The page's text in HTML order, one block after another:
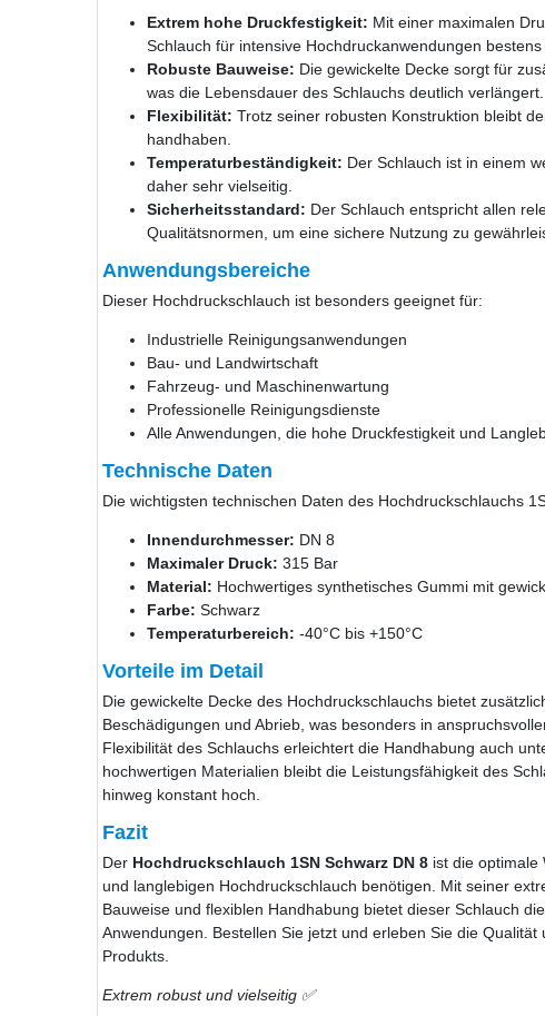
Extrem hohe Druckfestigkeit: Mit einer maximalen
Schlauch für intensive Hochdruckanwendungen bestens
Robuste Bauweise: Die gewickelte Decke sorgt für
was die Lebensdauer des Schlauchs deutlich verlängert.
Flexibilität: Trotz seiner robusten Konstruktion bleibt
handhaben.
Temperaturbeständigkeit: Der Schlauch ist in einem
daher sehr vielseitig.
Sicherheitsstandard: Der Schlauch entspricht allen
Qualitätsnormen, um eine sichere Nutzung zu
Anwendungsbereiche
Dieser Hochdruckschlauch ist besonders geeignet für:
Industrielle Reinigungsanwendungen
Bau- und Landwirtschaft
Fahrzeug- und Maschinenwartung
Professionelle Reinigungsdienste
Alle Anwendungen, die hohe Druckfestigkeit und
Technische Daten
Die wichtigsten technischen Daten des Hochdruckschlauchs
Innendurchmesser: DN 8
Maximaler Druck: 315 Bar
Material: Hochwertiges synthetisches Gummi mit
Farbe: Schwarz
Temperaturbereich: -40°C bis +150°C
Vorteile im Detail
Die gewickelte Decke des Hochdruckschlauchs bietet
Beschädigungen und Abrieb, was besonders in
Flexibilität des Schlauchs erleichtert die Handhabung auch
hochwertigen Materialien bleibt die Leistungsfähigkeit des
hinweg konstant hoch.
Fazit
Der Hochdruckschlauch 1SN Schwarz DN 8ist die optimale
und langlebigen Hochdruckschlauch benötigen. Mit seiner
Bauweise und flexiblen Handhabung bietet dieser Schlauch
Anwendungen. Bestellen Sie jetzt und erleben Sie die
Produkts.
Extrem robust und vielseitig ✅